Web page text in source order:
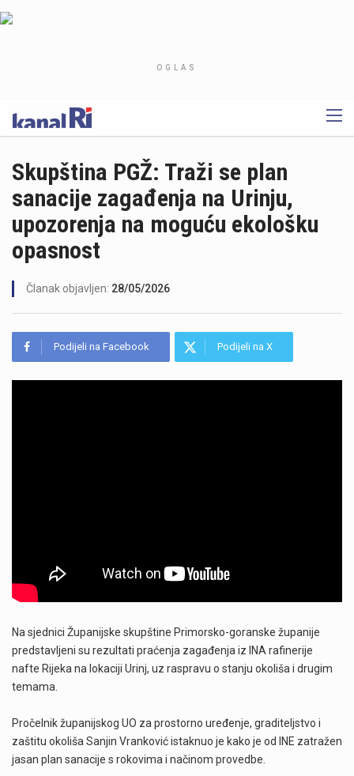
OGLAS
Skupština PGŽ: Traži se plan
sanacije zagađenja na Urinju,
upozorenja na moguću ekološku
opasnost
Članak objavljen: 28/05/2026
Podijeli na Facebook Podijeli na X
Na sjednici Županijske skupštine Primorsko-goranske županije
predstavljeni su rezultati praćenja zagađenja iz INA rafinerije
nafte Rijeka na lokaciji Urinj, uz raspravu o stanju okoliša i drugim
temama.
Pročelnik županijskog UO za prostorno uređenje, graditeljstvo i
zaštitu okoliša Sanjin Vranković istaknuo je kako je od INE zatražen
jasan plan sanacije s rokovima i načinom provedbe.